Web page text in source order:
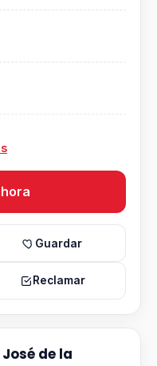
Guardar
Reclamar
de la